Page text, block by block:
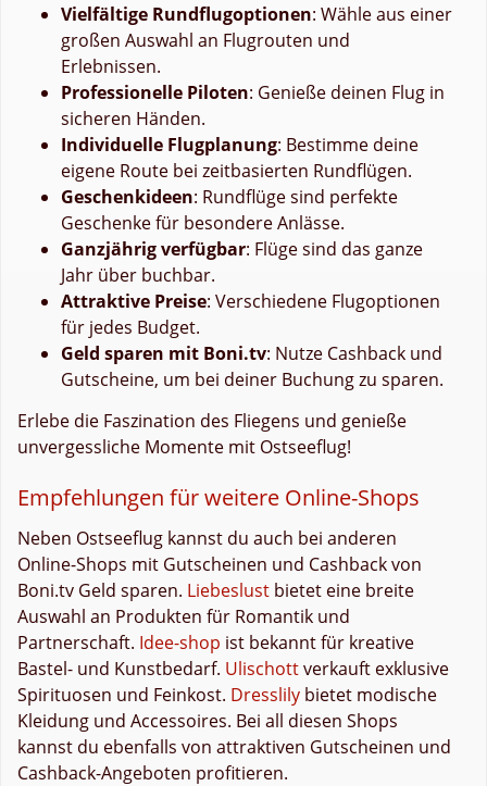
Vielfältige Rundflugoptionen: Wähle aus einer
großen Auswahl an Flugrouten und
Erlebnissen.
Professionelle Piloten: Genieße deinen Flug in
sicheren Händen.
Individuelle Flugplanung: Bestimme deine
eigene Route bei zeitbasierten Rundflügen.
Geschenkideen: Rundflüge sind perfekte
Geschenke für besondere Anlässe.
Ganzjährig verfügbar: Flüge sind das ganze
Jahr über buchbar.
Attraktive Preise: Verschiedene Flugoptionen
für jedes Budget.
Geld sparen mit Boni.tv: Nutze Cashback und
Gutscheine, um bei deiner Buchung zu sparen.
Erlebe die Faszination des Fliegens und genieße
unvergessliche Momente mit Ostseeflug!
Empfehlungen für weitere Online-Shops
Neben Ostseeflug kannst du auch bei anderen
Online-Shops mit Gutscheinen und Cashback von
Boni.tv Geld sparen. Liebeslust bietet eine breite
Auswahl an Produkten für Romantik und
Partnerschaft. Idee-shop ist bekannt für kreative
Bastel- und Kunstbedarf. Ulischottverkauft exklusive
Spirituosen und Feinkost. Dresslily bietet modische
Kleidung und Accessoires. Bei all diesen Shops
kannst du ebenfalls von attraktiven Gutscheinen und
Cashback-Angeboten profitieren.